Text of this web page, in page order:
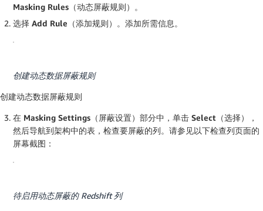
Masking Rules（动态屏蔽规则）
。
选择 Add Rule（添加规则） 。添加所需信息。
创建动态数据屏蔽规则
创建动态数据屏蔽规则
在 Masking Settings（屏蔽设置） 部分中，单击 Select（选择）
，
然后导航到架构中的表，检查要屏蔽的列。请参见以下检查列页面的
屏幕截图：
待启用动态屏蔽的 Redshift 列